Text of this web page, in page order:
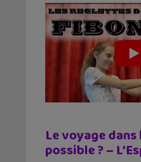
Le voyage
possible ? –